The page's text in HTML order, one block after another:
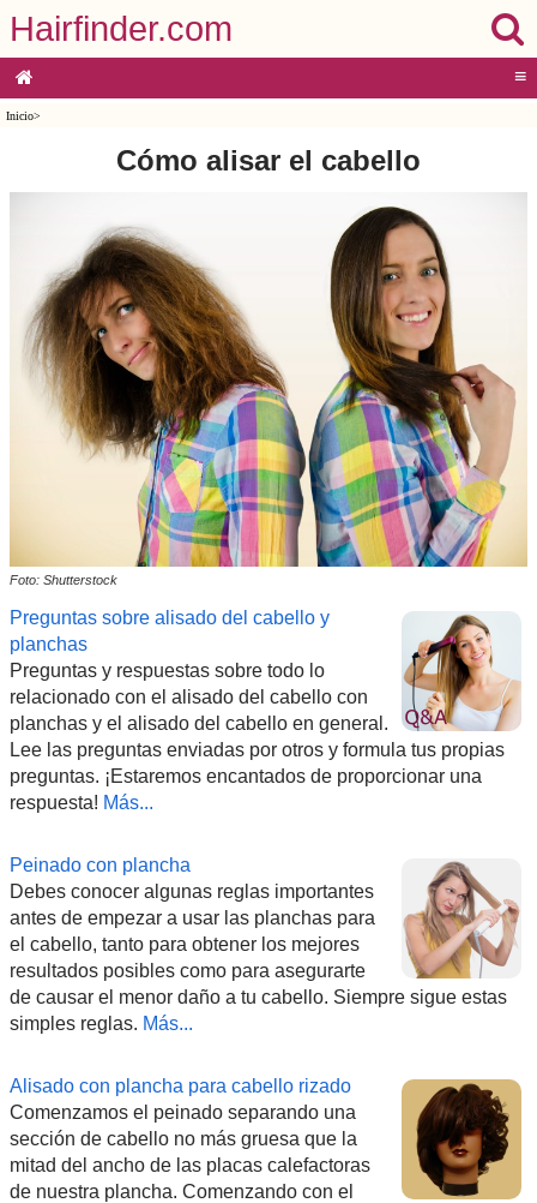
Hairfinder.com
≡
Inicio>
Cómo alisar el cabello
Foto: Shutterstock
Preguntas sobre alisado del cabello y
planchas
Preguntas y respuestas sobre todo lo
relacionado con el alisado del cabello con
planchas y el alisado del cabello en general.
Lee las preguntas enviadas por otros y formula tus propias
preguntas. ¡Estaremos encantados de proporcionar una
respuesta! Más...
Peinado con plancha
Debes conocer algunas reglas importantes
antes de empezar a usar las planchas para
el cabello, tanto para obtener los mejores
resultados posibles como para asegurarte
de causar el menor daño a tu cabello. Siempre sigue estas
simples reglas. Más...
Alisado con plancha para cabello rizado
Comenzamos el peinado separando una
sección de cabello no más gruesa que la
mitad del ancho de las placas calefactoras
de nuestra plancha. Comenzando con el